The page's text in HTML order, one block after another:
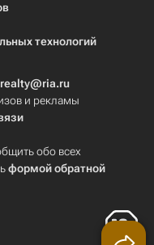
технологий
realty@ria.ru
и рекламы
обо всех
формой обратной